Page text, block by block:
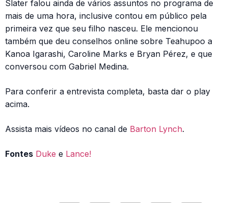
Slater falou ainda de vários assuntos no programa de
mais de uma hora, inclusive contou em público pela
primeira vez que seu filho nasceu. Ele mencionou
também que deu conselhos online sobre Teahupoo a
Kanoa Igarashi, Caroline Marks e Bryan Pérez, e que
conversou com Gabriel Medina.
Para conferir a entrevista completa, basta dar o play
acima.
Assista mais vídeos no canal de Barton Lynch.
Fontes Duke e Lance!